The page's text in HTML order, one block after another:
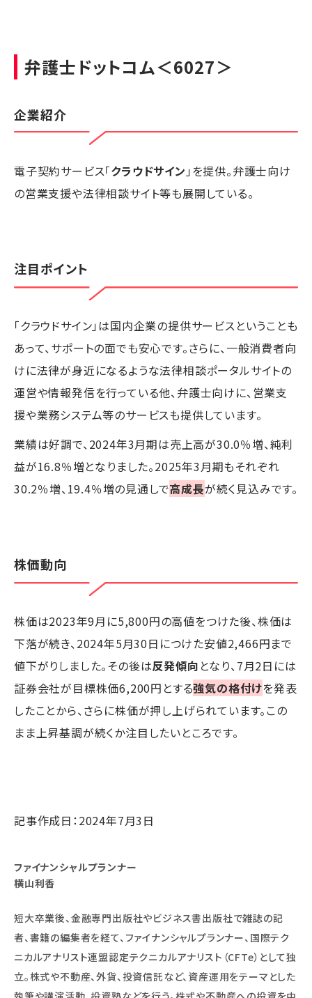
弁護士ドットコム＜6027＞
企業紹介
電子契約サービス「クラウドサイン 」を提供。弁護士向け
の営業支援や法律相談サイト等も展開している。
注目ポイント
「クラウドサイン」は国内企業の提供サービスということも
あって、サポートの面でも安心です。さらに、一般消費者向
けに法律が身近になるような法律相談ポータルサイトの
運営や情報発信を行っている他、弁護士向けに、営業支
援や業務システム等のサービスも提供しています。
業績は好調で、2024年3月期は売上高が30.0％増、純利
益が16.8％増となりました。2025年3月期もそれぞれ
30.2％増、19.4％増の見通しで高成長が続く見込みです。
株価動向
株価は2023年9月に5,800円の高値をつけた後、株価は
下落が続き、2024年5月30日につけた安値2,466円まで
値下がりしました。その後は反発傾向 となり、7月2日には
証券会社が目標株価6,200円とする強気の格付けを発表
したことから、さらに株価が押し上げられています。この
まま上昇基調が続くか注目したいところです。
記事作成日：2024年7月3日
ファイナンシャルプランナー
横山利香
短大卒業後、金融専門出版社やビジネス書出版社で雑誌の記
者、書籍の編集者を経て、ファイナンシャルプランナー、国際テク
ニカルアナリスト連盟認定テクニカルアナリスト（CFTe）として独
立。株式や不動産、外貨、投資信託など、資産運用をテーマとした